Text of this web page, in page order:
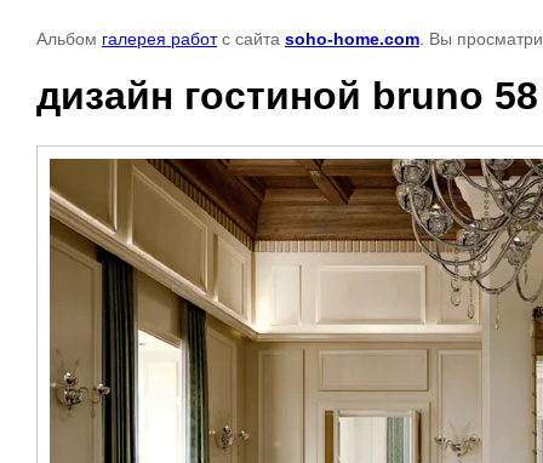
Альбом галерея работс сайта soho-home.com . Вы
дизайн гостиной bruno 58